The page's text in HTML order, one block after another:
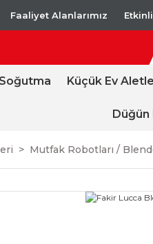
Faaliyet Alanlarımız
Küçük Ev
Düğün
Mutfak Robotları /